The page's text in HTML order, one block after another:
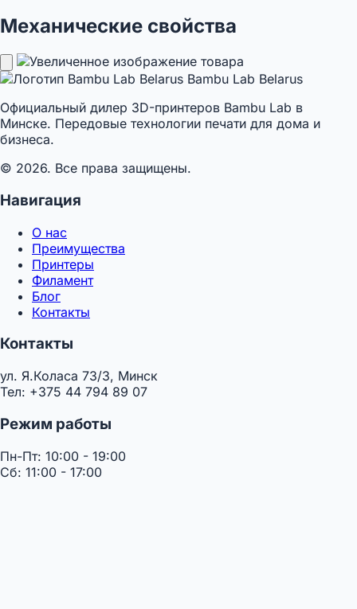
Механические свойства
Bambu Lab Belarus
Официальный дилер 3D-принтеров Bambu Lab в
Минске. Передовые технологии печати для дома и
бизнеса.
© 2026. Все права защищены.
Навигация
О нас
Преимущества
Принтеры
Филамент
Блог
Контакты
Контакты
ул. Я.Коласа 73/3, Минск
Тел: +375 44 794 89 07
Режим работы
Пн-Пт: 10:00 - 19:00
Сб: 11:00 - 17:00